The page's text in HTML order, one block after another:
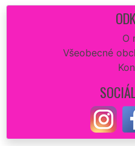
O
Všeobecné